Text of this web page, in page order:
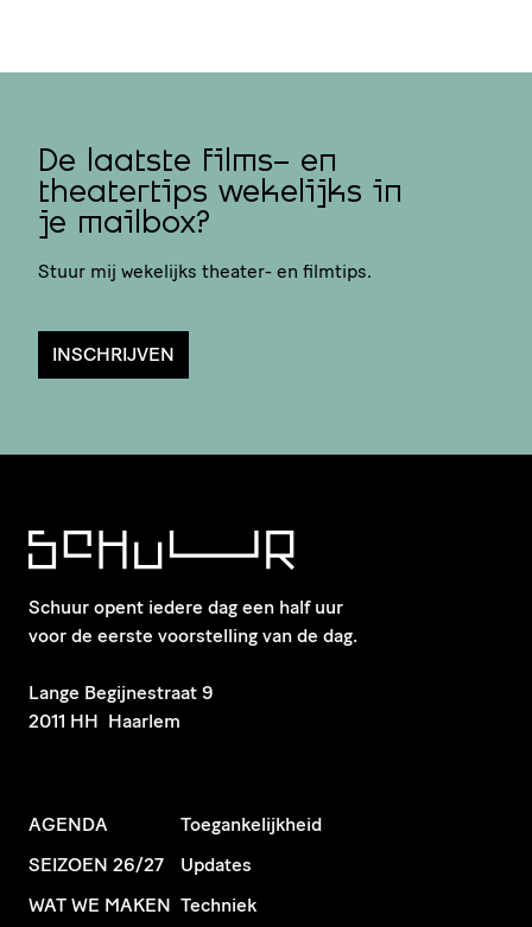
De laatste films- en
theatertips wekelijks in
je mailbox?
Stuur mij wekelijks theater- en filmtips.
INSCHRIJVEN
Schuur opent iedere dag een half uur
voor de eerste voorstelling van de dag.
​Lange Begijnestraat 9
2011 HH Haarlem
AGENDA
SEIZOEN 26/27
WAT WE MAKEN
Toegankelijkheid
Updates
Techniek